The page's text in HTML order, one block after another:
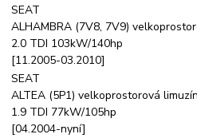
SEAT
ALHAMBRA (7V8, 7V9)
2.0 TDI 103kW/140hp
[11.2005-03.2010]
SEAT
ALTEA (5P1) velkoprostorová
1.9 TDI 77kW/105hp
[04.2004-nyní]